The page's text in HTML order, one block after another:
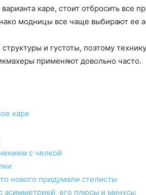
каре, стоит отбросить все
модницы все чаще выбирают ее
и густоты, поэтому
применяют довольно часто.
каре
с челкой
нового придумали стилисты
асимметрией, его плюсы и минусы